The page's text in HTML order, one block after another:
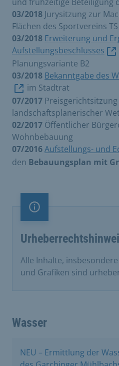
und frühzeitige Beteiligung
03/2018 Jurysitzung zur
Flächen des Sportvereins TS
03/2018 Erweiterung und
Aufstellungsbeschlusses
Planungsvariante B2
03/2018 Bekanntgabe des
im Stadtrat
07/2017
landschaftsplanerischer
02/2017 Öffentlicher
Wohnbebauung
07/2016Aufstellungs- und
den Bebauungsplan mit
Information
Alle Inhalte,
und Grafiken sind
Wasser
NEU – Ermittlung der